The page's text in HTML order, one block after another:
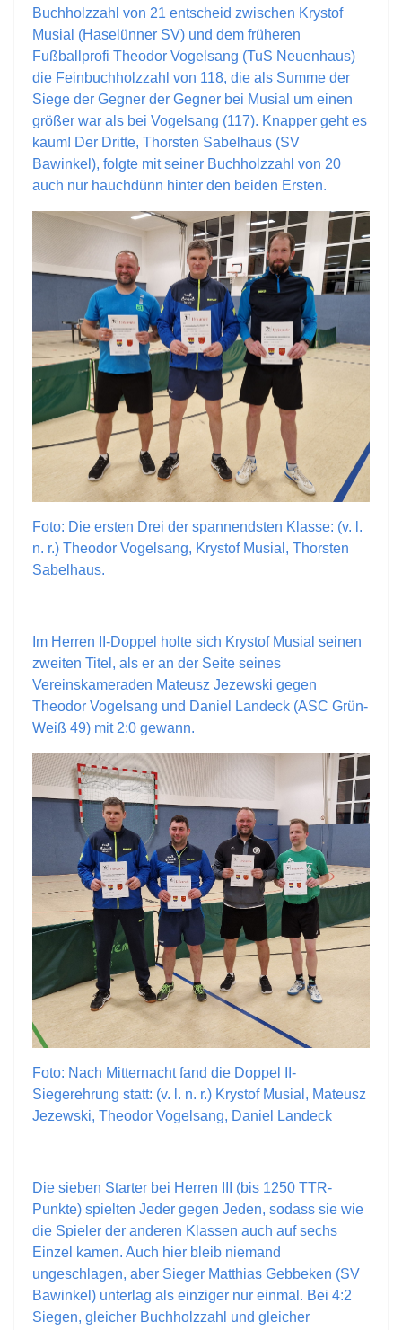
Buchholzzahl von 21 entscheid zwischen Krystof
Musial (Haselünner SV) und dem früheren
Fußballprofi Theodor Vogelsang (TuS Neuenhaus)
die Feinbuchholzzahl von 118, die als Summe der
Siege der Gegner der Gegner bei Musial um einen
größer war als bei Vogelsang (117). Knapper geht es
kaum! Der Dritte, Thorsten Sabelhaus (SV
Bawinkel), folgte mit seiner Buchholzzahl von 20
auch nur hauchdünn hinter den beiden Ersten.
Foto: Die ersten Drei der spannendsten Klasse: (v. l.
n. r.) Theodor Vogelsang, Krystof Musial, Thorsten
Sabelhaus.
Im Herren II-Doppel holte sich Krystof Musial seinen
zweiten Titel, als er an der Seite seines
Vereinskameraden Mateusz Jezewski gegen
Theodor Vogelsang und Daniel Landeck (ASC Grün-
Weiß 49) mit 2:0 gewann.
Foto: Nach Mitternacht fand die Doppel II-
Siegerehrung statt: (v. l. n. r.) Krystof Musial, Mateusz
Jezewski, Theodor Vogelsang, Daniel Landeck
Die sieben Starter bei Herren III (bis 1250 TTR-
Punkte) spielten Jeder gegen Jeden, sodass sie wie
die Spieler der anderen Klassen auch auf sechs
Einzel kamen. Auch hier bleib niemand
ungeschlagen, aber Sieger Matthias Gebbeken (SV
Bawinkel) unterlag als einziger nur einmal. Bei 4:2
Siegen, gleicher Buchholzzahl und gleicher